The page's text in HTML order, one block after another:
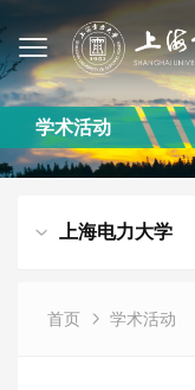
学术活动
上海电力大学
首页 学术活动